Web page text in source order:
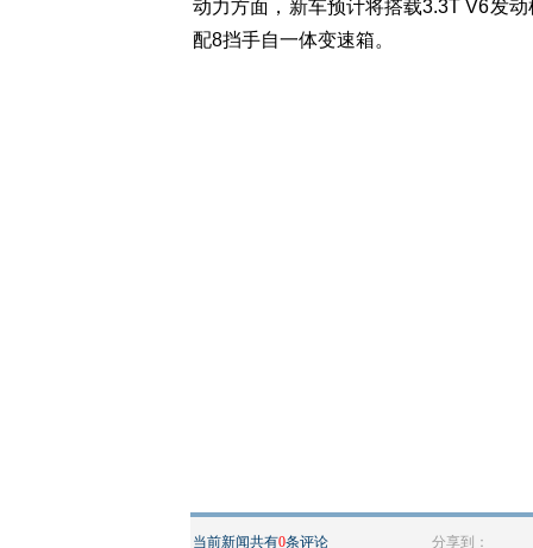
动力方面，新车预计将搭载3.3T V6发
配8挡手自一体变速箱。
当前新闻共有0条评论 分享到：